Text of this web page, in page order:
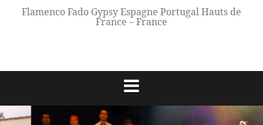
Flamenco Fado Gypsy Espagne Portugal Hauts de
France – France